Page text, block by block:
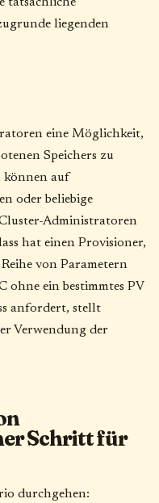
liegenden
eine Möglichkeit,
Speichers zu
können auf
oder beliebige
Administratoren
hat einen Provisioner,
von Parametern
ohne ein bestimmtes PV
anfordert, stellt
Verwendung der
Schritt für
durchgehen: